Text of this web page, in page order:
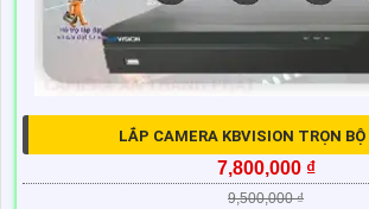
LẮP CAMERA KBVISION TRỌN BỘ
7,800,000 ₫
9,500,000 ₫